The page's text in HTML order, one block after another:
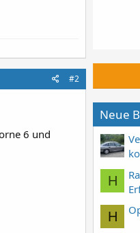
#2
6 und
Neue
H
H